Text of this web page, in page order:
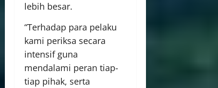
lebih besar.
“Terhadap para pelaku
kami periksa secara
intensif guna
mendalami peran tiap-
tiap pihak, serta